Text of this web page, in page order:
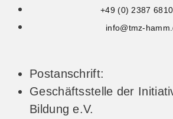
+49 (0) 2387
info@tmz-
Postanschrift:
Geschäftsstelle der
Bildung e.V.